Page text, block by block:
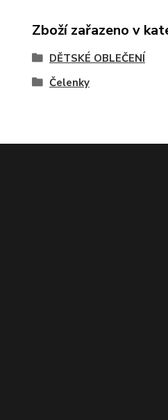
Zboží zařazeno v
DĚTSKÉ OBLEČENÍ
Čelenky